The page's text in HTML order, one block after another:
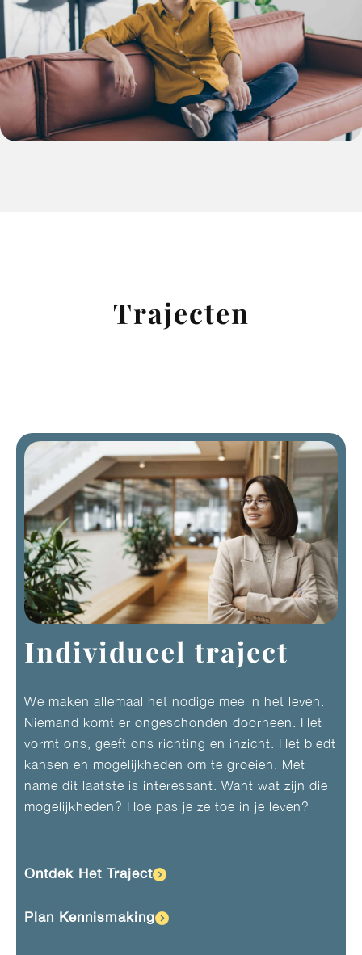
Trajecten
Individueel traject
We maken allemaal het nodige mee in het leven.
Niemand komt er ongeschonden doorheen. Het
vormt ons, geeft ons richting en inzicht. Het biedt
kansen en mogelijkheden om te groeien. Met
name dit laatste is interessant. Want wat zijn die
mogelijkheden? Hoe pas je ze toe in je leven? ​
Ontdek Het Traject
Plan Kennismaking